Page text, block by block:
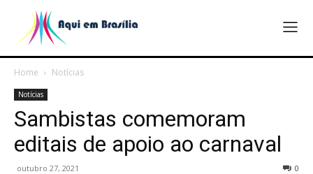
Home Notícias
Notícias
Sambistas comemoram
editais de apoio ao carnaval
outubro 27, 2021 0